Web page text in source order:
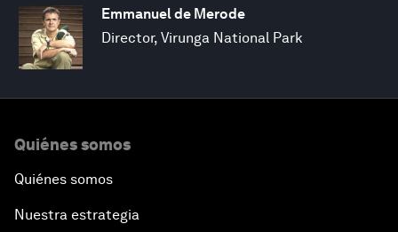
Emmanuel de Merode
Director, Virunga National Park
Quiénes somos
Quiénes somos
Nuestra estrategia